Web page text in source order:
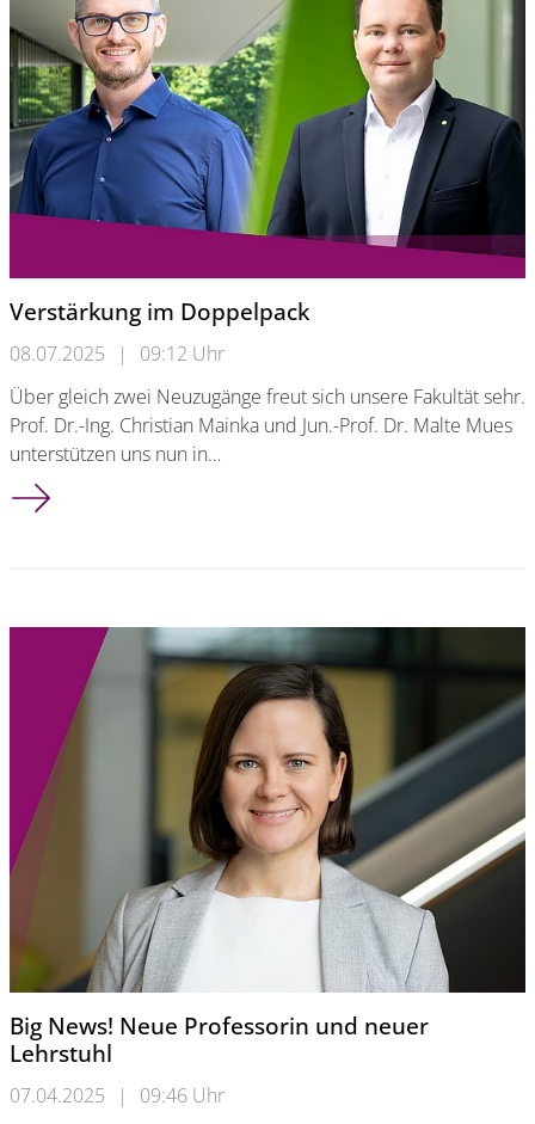
Verstärkung im Doppelpack
08.07.2025 |
09:12 Uhr
Über gleich zwei Neuzugänge freut sich unsere Fakultät sehr.
Prof. Dr.-Ing. Christian Mainka und Jun.-Prof. Dr. Malte Mues
unterstützen uns nun in…
Verstärkung im Doppelpack
Big News! Neue Professorin und neuer
Lehrstuhl
07.04.2025 |
09:46 Uhr